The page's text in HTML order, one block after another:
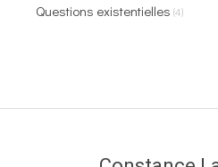
Questions existentielles (4)